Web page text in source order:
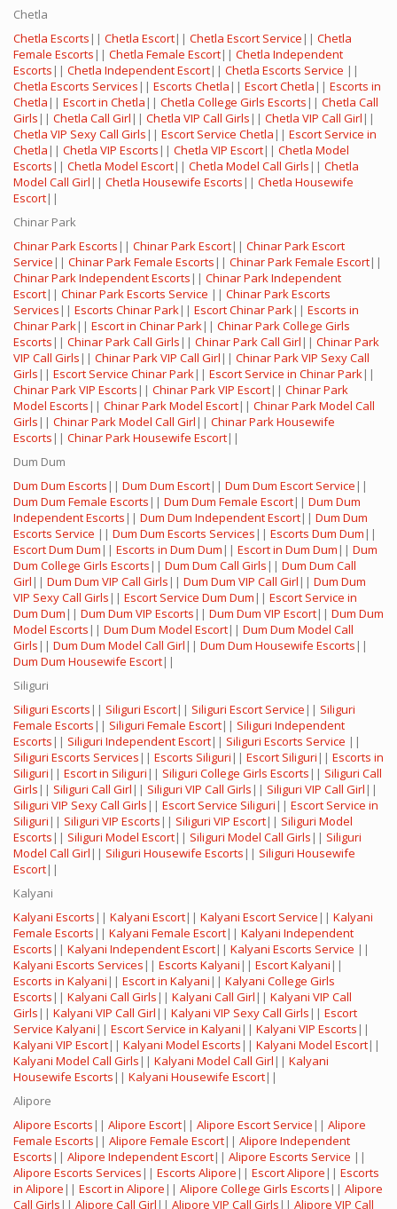
Chetla
Chetla Escorts || Chetla Escort|| Chetla Escort Service || Chetla
Female Escorts || Chetla Female Escort|| Chetla Independent
Escorts || Chetla Independent Escort|| Chetla Escorts Service ||
Chetla Escorts Services || Escorts Chetla || Escort Chetla || Escorts in
Chetla || Escort in Chetla || Chetla College Girls Escorts || Chetla Call
Girls || Chetla Call Girl || Chetla VIP Call Girls || Chetla VIP Call Girl ||
Chetla VIP Sexy Call Girls || Escort Service Chetla || Escort Service in
Chetla || Chetla VIP Escorts || Chetla VIP Escort|| Chetla Model
Escorts || Chetla Model Escort|| Chetla Model Call Girls || Chetla
Model Call Girl || Chetla Housewife Escorts || Chetla Housewife
Escort||
Chinar Park
Chinar Park Escorts || Chinar Park Escort|| Chinar Park Escort
Service || Chinar Park Female Escorts || Chinar Park Female Escort||
Chinar Park Independent Escorts || Chinar Park Independent
Escort|| Chinar Park Escorts Service || Chinar Park Escorts
Services || Escorts Chinar Park|| Escort Chinar Park|| Escorts in
Chinar Park|| Escort in Chinar Park|| Chinar Park College Girls
Escorts || Chinar Park Call Girls || Chinar Park Call Girl || Chinar Park
VIP Call Girls || Chinar Park VIP Call Girl || Chinar Park VIP Sexy Call
Girls || Escort Service Chinar Park|| Escort Service in Chinar Park||
Chinar Park VIP Escorts || Chinar Park VIP Escort|| Chinar Park
Model Escorts || Chinar Park Model Escort|| Chinar Park Model Call
Girls || Chinar Park Model Call Girl || Chinar Park Housewife
Escorts || Chinar Park Housewife Escort||
Dum Dum
Dum Dum Escorts || Dum Dum Escort|| Dum Dum Escort Service ||
Dum Dum Female Escorts || Dum Dum Female Escort|| Dum Dum
Independent Escorts || Dum Dum Independent Escort|| Dum Dum
Escorts Service || Dum Dum Escorts Services || Escorts Dum Dum ||
Escort Dum Dum || Escorts in Dum Dum || Escort in Dum Dum || Dum
Dum College Girls Escorts || Dum Dum Call Girls || Dum Dum Call
Girl || Dum Dum VIP Call Girls || Dum Dum VIP Call Girl || Dum Dum
VIP Sexy Call Girls || Escort Service Dum Dum || Escort Service in
Dum Dum || Dum Dum VIP Escorts || Dum Dum VIP Escort|| Dum Dum
Model Escorts || Dum Dum Model Escort|| Dum Dum Model Call
Girls || Dum Dum Model Call Girl || Dum Dum Housewife Escorts ||
Dum Dum Housewife Escort||
Siliguri
Siliguri Escorts || Siliguri Escort|| Siliguri Escort Service || Siliguri
Female Escorts || Siliguri Female Escort|| Siliguri Independent
Escorts || Siliguri Independent Escort|| Siliguri Escorts Service ||
Siliguri Escorts Services || Escorts Siliguri || Escort Siliguri || Escorts in
Siliguri || Escort in Siliguri || Siliguri College Girls Escorts || Siliguri Call
Girls || Siliguri Call Girl || Siliguri VIP Call Girls || Siliguri VIP Call Girl ||
Siliguri VIP Sexy Call Girls || Escort Service Siliguri || Escort Service in
Siliguri || Siliguri VIP Escorts || Siliguri VIP Escort|| Siliguri Model
Escorts || Siliguri Model Escort|| Siliguri Model Call Girls || Siliguri
Model Call Girl || Siliguri Housewife Escorts || Siliguri Housewife
Escort||
Kalyani
Kalyani Escorts || Kalyani Escort|| Kalyani Escort Service || Kalyani
Female Escorts || Kalyani Female Escort|| Kalyani Independent
Escorts || Kalyani Independent Escort|| Kalyani Escorts Service ||
Kalyani Escorts Services || Escorts Kalyani || Escort Kalyani ||
Escorts in Kalyani || Escort in Kalyani || Kalyani College Girls
Escorts || Kalyani Call Girls || Kalyani Call Girl || Kalyani VIP Call
Girls || Kalyani VIP Call Girl || Kalyani VIP Sexy Call Girls || Escort
Service Kalyani || Escort Service in Kalyani || Kalyani VIP Escorts ||
Kalyani VIP Escort|| Kalyani Model Escorts || Kalyani Model Escort||
Kalyani Model Call Girls || Kalyani Model Call Girl || Kalyani
Housewife Escorts || Kalyani Housewife Escort||
Alipore
Alipore Escorts || Alipore Escort|| Alipore Escort Service || Alipore
Female Escorts || Alipore Female Escort|| Alipore Independent
Escorts || Alipore Independent Escort|| Alipore Escorts Service ||
Alipore Escorts Services || Escorts Alipore || Escort Alipore || Escorts
in Alipore || Escort in Alipore || Alipore College Girls Escorts || Alipore
Call Girls || Alipore Call Girl || Alipore VIP Call Girls || Alipore VIP Call